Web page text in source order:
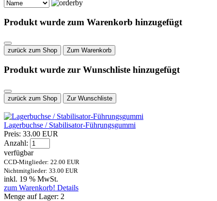
Produkt wurde zum Warenkorb hinzugefügt
zurück zum Shop Zum Warenkorb
Produkt wurde zur Wunschliste hinzugefügt
zurück zum Shop Zur Wunschliste
Lagerbuchse / Stabilisator-Führungsgummi
Preis: 33.00 EUR
Anzahl:
verfügbar
CCD-Mitglieder: 22.00 EUR
Nichtmitglieder: 33.00 EUR
inkl. 19 % MwSt.
zum Warenkorb! Details
Menge auf Lager: 2